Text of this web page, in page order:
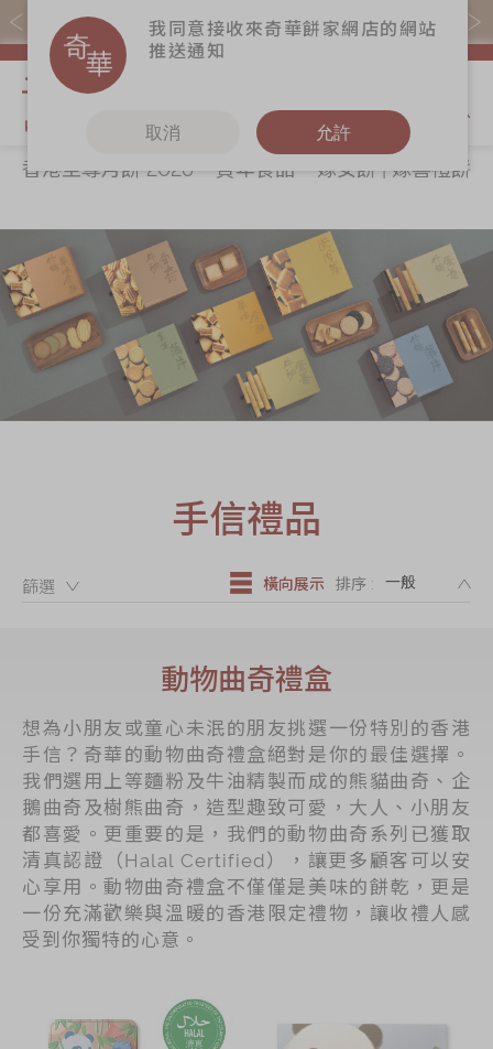
易賞錢會員憑推廣碼購買現貨產品可賺易賞錢($5=1分)
關於奇華
最新推廣
分店網絡
商務銷售
嫁喜須知
奇華網誌
奇華餅食
2026
賀年食品
嫁女餅 | 嫁喜禮
餅
手信禮品
節日時令食品
茗茶系列
奇華迪士尼禮盒
所有產品
產品價目表
更多
奇華工作坊
奇華茶室
聯絡奇華
加入奇華
EN 简体
香港至尊月餅 2026 賀年食品
嫁女餅 | 嫁喜禮餅
手信禮品
篩選： 橫向展示 排序 :
動物曲奇禮盒
想為小朋友或童心未泯的朋友挑選一份特別的香港
手信？奇華的動物曲奇禮盒絕對是你的最佳選擇。
我們選用上等麵粉及牛油精製而成的熊貓曲奇、企
鵝曲奇及樹熊曲奇，造型趣致可愛，大人、小朋友
都喜愛。更重要的是，我們的動物曲奇系列已獲取
清真認證（Halal Certified），讓更多顧客可以安
心享用。動物曲奇禮盒不僅僅是美味的餅乾，更是
一份充滿歡樂與溫暖的香港限定禮物，讓收禮人感
受到你獨特的心意。
我同意接收來奇華餅家網店的網站
推送通知
取消 允許